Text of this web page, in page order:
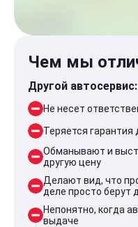
Чем мы
Другой автосервис:
Не несет
Теряется гарантия
Обманывают и
другую цену
Делают вид, что
деле просто берут
Непонятно, когда
выдаче